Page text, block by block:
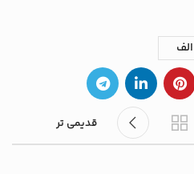
الف
قدیمی تر